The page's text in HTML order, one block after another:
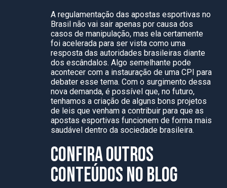
A regulamentação das apostas esportivas no
Brasil não vai sair apenas por causa dos
casos de manipulação, mas ela certamente
foi acelerada para ser vista como uma
resposta das autoridades brasileiras diante
dos escândalos. Algo semelhante pode
acontecer com a instauração de uma CPI para
debater esse tema. Com o surgimento dessa
nova demanda, é possível que, no futuro,
tenhamos a criação de alguns bons projetos
de leis que venham a contribuir para que as
apostas esportivas funcionem de forma mais
saudável dentro da sociedade brasileira.
CONFIRA OUTROS
CONTEÚDOS NO BLOG